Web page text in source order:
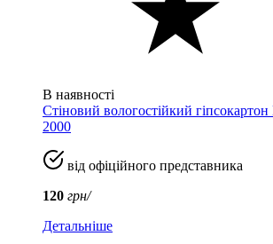
В наявності
Стіновий вологостійкий
2000
від офіційного представника
120 грн/
Детальніше